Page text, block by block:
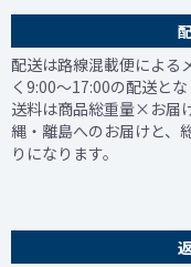
配送は路線混載便による
く9:00～17:00の配送と
送料は商品総重量×お届
縄・離島へのお届けと、
りになります。